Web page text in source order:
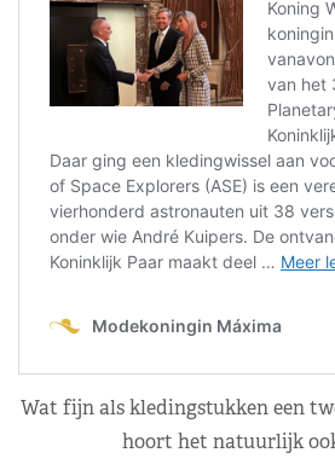
Wat fijn als kledingstukken een
hoort het natuurlijk